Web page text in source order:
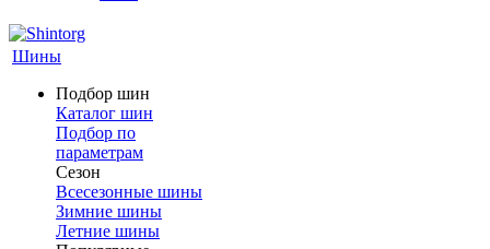
Шины
Подбор шин
Каталог шин
Подбор по
параметрам
Сезон
Всесезонные шины
Зимние шины
Летние шины